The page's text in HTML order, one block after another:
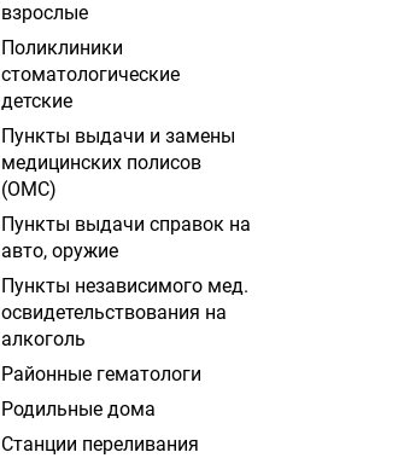
взрослые
Поликлиники
стоматологические
детские
Пункты выдачи и замены
медицинских полисов
(ОМС)
Пункты выдачи справок на
авто, оружие
Пункты независимого мед.
освидетельствования на
алкоголь
Районные гематологи
Родильные дома
Станции переливания